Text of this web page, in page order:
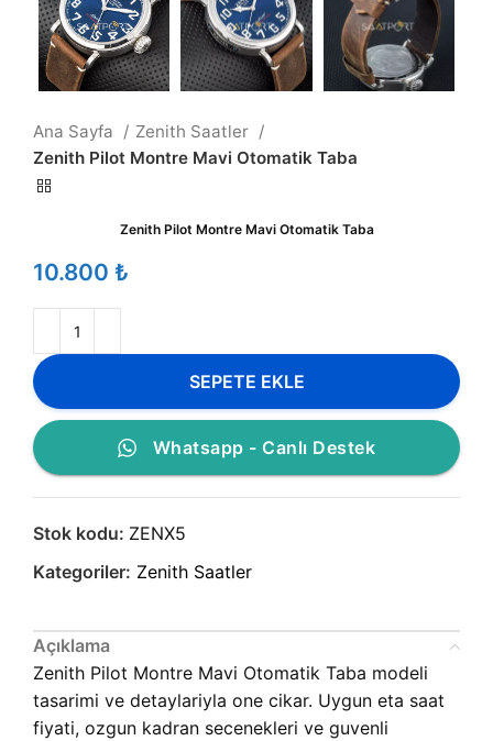
Ana Sayfa
Zenith Saatler
Zenith Pilot Montre Mavi Otomatik Taba
Zenith Pilot Montre Mavi Otomatik Taba
₺
SEPETE EKLE
Whatsapp - Canlı Destek
Stok kodu: ZENX5
Kategoriler: Zenith Saatler
Açıklama
Zenith Pilot Montre Mavi Otomatik Taba modeli
tasarimi ve detaylariyla one cikar. Uygun eta saat
fiyati, ozgun kadran secenekleri ve guvenli